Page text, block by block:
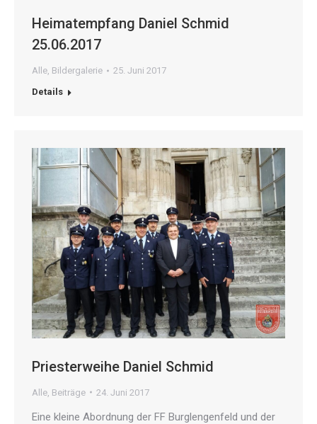
Heimatempfang Daniel Schmid
25.06.2017
Alle, Bildergalerie
25. Juni 2017
Details
Priesterweihe Daniel Schmid
Alle Beiträge 24. Juni 2017
Eine kleine Abordnung der FF Burglengenfeld und der